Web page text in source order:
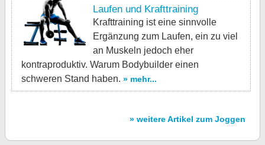
Laufen und Krafttraining
Krafttraining ist eine sinnvolle
Ergänzung zum Laufen, ein zu viel
an Muskeln jedoch eher
kontraproduktiv. Warum Bodybuilder einen
schweren Stand haben. » mehr...
» weitere Artikel zum Joggen